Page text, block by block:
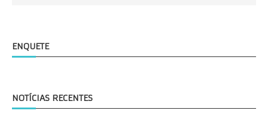
ENQUETE
NOTÍCIAS RECENTES